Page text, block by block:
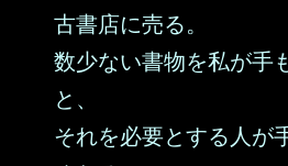
古書店に売る。
数少ない書物を私が手
と、
それを必要とする人が